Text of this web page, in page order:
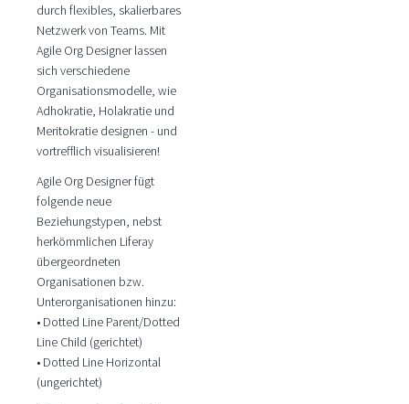
durch flexibles, skalierbares
Netzwerk von Teams. Mit
Agile Org Designer lassen
sich verschiedene
Organisationsmodelle, wie
Adhokratie, Holakratie und
Meritokratie designen - und
vortrefflich visualisieren!
Agile Org Designer fügt
folgende neue
Beziehungstypen, nebst
herkömmlichen Liferay
übergeordneten
Organisationen bzw.
Unterorganisationen hinzu:
• Dotted Line Parent/Dotted
Line Child (gerichtet)
• Dotted Line Horizontal
(ungerichtet)